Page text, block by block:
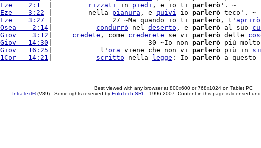
Eze    2:1 rizzati in piedi , e io ti parlerò' . ~
Eze    3:22 |         nella pianura , e quivi io parlerò teco'. ~
Eze    3:27 |               27 ~Ma quando io ti parlerò , t' aprirò
Osea    2:14 condurrò nel deserto , e parlerò al suo
Giov    3:12 credete , come crederete se vi parlerò delle
Giov   14:30 |                        30 ~Io non parlerò più
Giov   16:25 |            l' ora viene che non vi parlerò più in
1Cor   14:21 scritto nella legge : Io parlerò a questo
Best viewed with any browser at 800x600 or 768x1024 on Tablet PC
IntraText®(V89) - Some rights reserved by EuloTech SRL - 1996-2007. Content in this page is licensed